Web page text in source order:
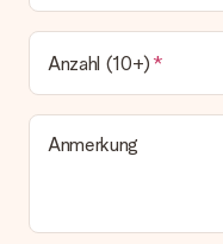
Anzahl (10+)
Anmerkung